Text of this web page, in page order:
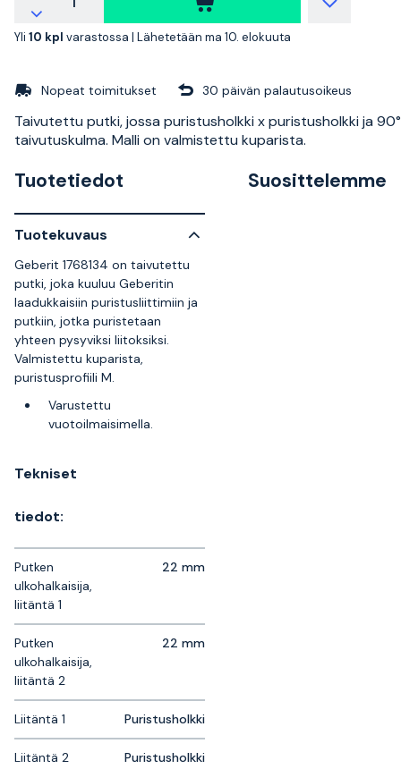
Yli 10 kpl varastossa | Lähetetään ma 10. elokuuta
Nopeat toimitukset 30 päivän palautusoikeus
Taivutettu putki, jossa puristusholkki x puristusholkki ja 90°
taivutuskulma. Malli on valmistettu kuparista.
Tuotetiedot
Tuotekuvaus
Geberit 1768134 on taivutettu
putki, joka kuuluu Geberitin
laadukkaisiin puristusliittimiin ja
putkiin, jotka puristetaan
yhteen pysyviksi liitoksiksi.
Valmistettu kuparista,
puristusprofiili M.
Varustettu
vuotoilmaisimella.
Tekniset
tiedot:
Putken
ulkohalkaisija,
liitäntä 1
22 mm
Putken
ulkohalkaisija,
liitäntä 2
22 mm
Liitäntä 1 Puristusholkki
Liitäntä 2 Puristusholkki
Suosittelemme